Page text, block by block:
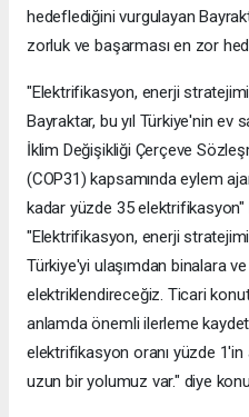
hedeflediğini vurgulayan
zorluk ve başarması en zor
"Elektrifikasyon, enerji
Bayraktar, bu yıl Türkiye'nin ev
İklim Değişikliği Çerçeve
(COP31) kapsamında eylem
kadar yüzde 35 elektrifikasyon"
"Elektrifikasyon, enerji
Türkiye'yi ulaşımdan binalara
elektriklendireceğiz. Ticari
anlamda önemli ilerleme
elektrifikasyon oranı yüzde 1'in
uzun bir yolumuz var." diye